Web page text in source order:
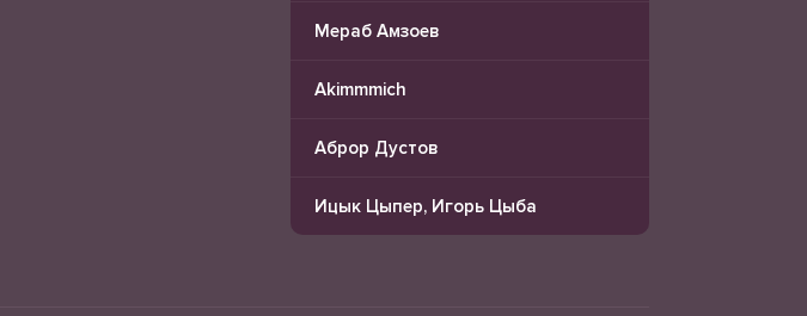
Мераб Амзоев
Akimmmich
Аброр Дустов
Ицык Цыпер, Игорь Цыба